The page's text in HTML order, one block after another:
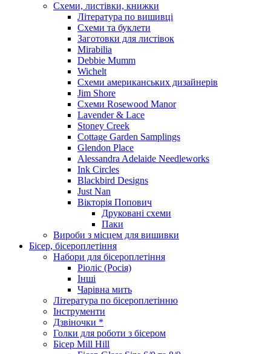
Схеми, листівки, книжки
Література по вишивці
Схеми та буклети
Заготовки для листівок
Mirabilia
Debbie Mumm
Wichelt
Схеми американських дизайнерів
Jim Shore
Cхеми Rosewood Manor
Lavender & Lace
Stoney Creek
Cottage Garden Samplings
Glendon Place
Alessandra Adelaide Needleworks
Ink Circles
Blackbird Designs
Just Nan
Вікторія Попович
Друковані схеми
Паки
Вироби з місцем для вишивки
Бісер, бісероплетіння
Набори для бісероплетіння
Ріоліс (Росія)
Інші
Чарівна мить
Література по бісероплетінню
Інструменти
Дзвіночки *
Голки для роботи з бісером
Бісер Mill Hill